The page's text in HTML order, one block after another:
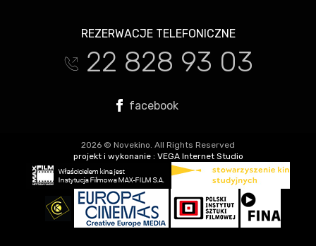
REZERWACJE TELEFONICZNE
t 22 828 93 03
facebook
2026 © Novekino. All Rights Reserved
projekt i wykonanie : VEGA Internet Studio